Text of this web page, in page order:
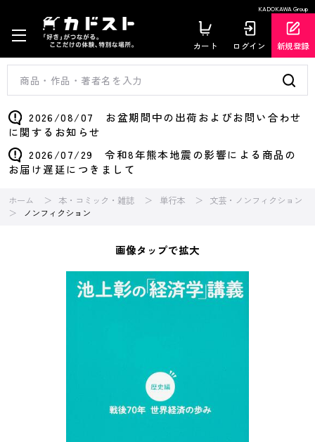
KADOKAWA Group
カート ログイン 新規登録
2026/08/07 お盆期間中の出荷およびお問い合わせ
に関するお知らせ
2026/07/29 令和8年熊本地震の影響による商品の
お届け遅延につきまして
ホーム 本・コミック・雑誌 単行本
文芸・ノンフィクション
ノンフィクション
画像タップで拡大